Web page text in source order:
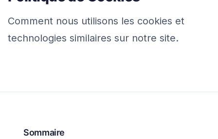
Comment nous utilisons les cookies et
technologies similaires sur notre site.
Sommaire